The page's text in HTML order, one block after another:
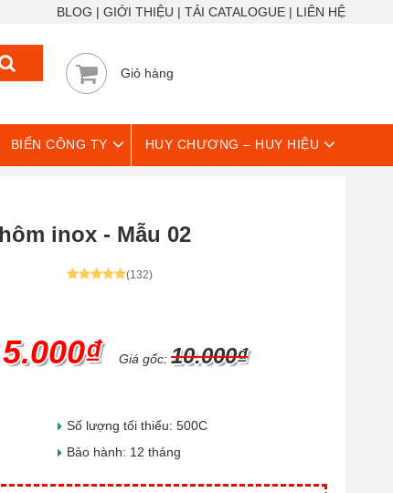
BLOG GIỚI THIỆU TẢI CATALOGUE LIÊN HỆ
Giỏ hàng
BIỂN CÔNG TY HUY CHƯƠNG – HUY HIỆU
inox - Mẫu 02
(132)
5.000₫ Giá gốc: 10.000₫
Số lượng tối thiểu: 500C
Bảo hành: 12 tháng